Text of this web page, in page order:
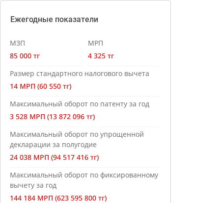
Ежегодные показатели
МЗП
85 000 тг
МРП
4 325 тг
Размер стандартного налогового вычета
14 МРП (60 550 тг)
Максимальный оборот по патенту за год
3 528 МРП (13 872 096 тг)
Максимальный оборот по упрощенной
декларации за полугодие
24 038 МРП (94 517 416 тг)
Максимальный оборот по фиксированному
вычету за год
144 184 МРП (623 595 800 тг)